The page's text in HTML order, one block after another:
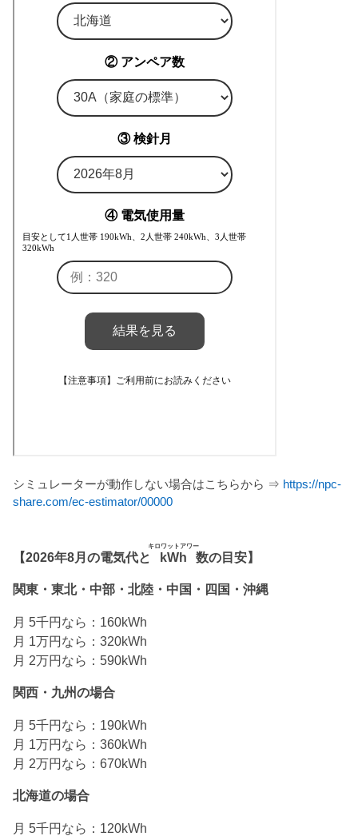
シミュレーターが動作しない場合はこちらから ⇒ https://npc-
share.com/ec-estimator/00000
【2026年8月の電気代と kWh
キロワットアワー
数の目安】
関東・東北・中部・北陸・中国・四国・沖縄
月 5千円なら：160kWh
月 1万円なら：320kWh
月 2万円なら：590kWh
関西・九州の場合
月 5千円なら：190kWh
月 1万円なら：360kWh
月 2万円なら：670kWh
北海道の場合
月 5千円なら：120kWh